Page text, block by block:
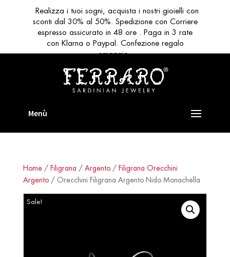
Home/ Filigrana / Argento/ Filigrana Orecchini
Argento/ Orecchini Filigrana Argento Nido Monachella
Sale!
Realizza i tuoi sogni, acquista i nostri gioielli con
sconti dal 30% al 50%. Spedizione con Corriere
espresso assicurato in 48 ore . Paga in 3 rate
con Klarna o Paypal. Confezione regalo
omaggio